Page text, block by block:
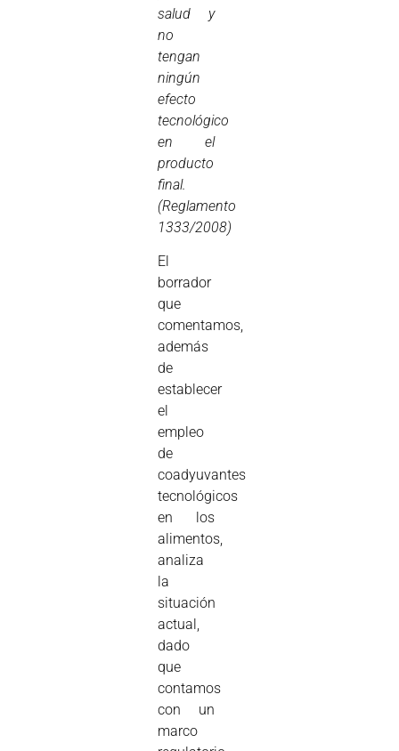
salud y
no
tengan
ningún
efecto
tecnológico
en el
producto
final.
(Reglamento
1333/2008)
El
borrador
que
comentamos,
además
de
establecer
el
empleo
de
coadyuvantes
tecnológicos
en los
alimentos,
analiza
la
situación
actual,
dado
que
contamos
con un
marco